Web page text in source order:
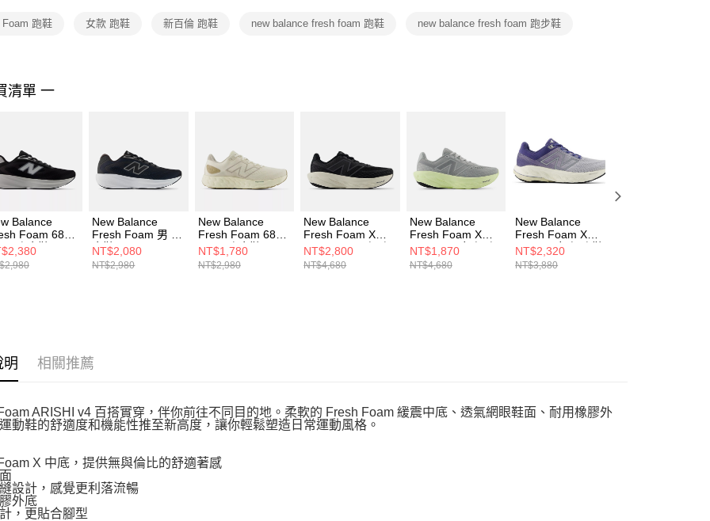
２．關於個人資料處理事宜，請瀏覽以下網址：
５．嚴禁一人註冊多個帳號或使用他人資訊註冊。若發現惡意使用之情
形，恩沛科技股份有限公司將有權停止該用戶之使用額度並採取法律行
動。
Foam 跑鞋 女款 跑鞋 新百倫 跑鞋 new balance fresh foam 跑鞋 new balance fresh foam 跑步鞋
清單 一
Balance
Foam 680
跑步鞋
2E
New Balance
Fresh Foam 男 跑
步鞋 M6805NK-2E
NT$2,080
NT$2,980
New Balance
Fresh Foam 680
v8 男 跑步鞋
M680RC8-2E
NT$1,780
NT$2,980
New Balance
Fresh Foam X
1080 v14 男 慢跑
鞋 M1080B14-2E
NT$2,800
NT$4,680
New Balance
Fresh Foam X
1080 v14 女 慢跑
鞋 W1080R14-D
NT$1,870
NT$4,680
New Balance
Fresh Foam X
860v14 女 慢跑鞋
W860U14-D
NT$2,320
NT$3,880
明 相關推薦
ARISHI v4 百搭實穿，伴你前往不同目的地。柔軟的 Fresh Foam 緩震中底、透氣網眼鞋面、耐用橡膠外
動鞋的舒適度和機能性推至新高度，讓你輕鬆塑造日常運動風格。
X 中底，提供無與倫比的舒適著感
設計，感覺更利落流暢
外底
，更貼合腳型